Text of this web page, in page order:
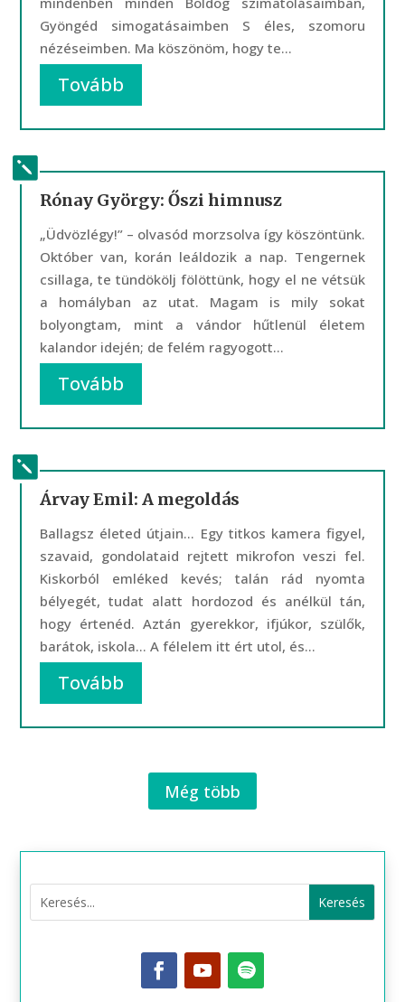
Gyöngéd simogatásaimben S éles, szomoru
nézéseimben. Ma köszönöm, hogy te...
Tovább
Rónay György: Őszi himnusz
„Üdvözlégy!” – olvasód morzsolva így köszöntünk.
Október van, korán leáldozik a nap. Tengernek
csillaga, te tündökölj fölöttünk, hogy el ne vétsük
a homályban az utat. Magam is mily sokat
bolyongtam, mint a vándor hűtlenül életem
kalandor idején; de felém ragyogott...
Tovább
Árvay Emil: A megoldás
Ballagsz életed útjain… Egy titkos kamera figyel,
szavaid, gondolataid rejtett mikrofon veszi fel.
Kiskorból emléked kevés; talán rád nyomta
bélyegét, tudat alatt hordozod és anélkül tán,
hogy értenéd. Aztán gyerekkor, ifjúkor, szülők,
barátok, iskola… A félelem itt ért utol, és...
Tovább
Még több